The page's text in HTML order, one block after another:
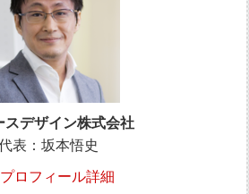
スデザイン株式会社
表：坂本悟史
プロフィール詳細